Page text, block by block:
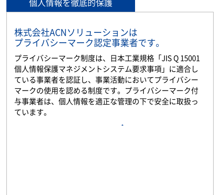
株式会社ACNソリューションは
プライバシーマーク認定事業者です。
プライバシーマーク制度は、日本工業規格「JIS Q 15001
個人情報保護マネジメントシステム要求事項」に適合し
ている事業者を認証し、事業活動においてプライバシー
マークの使用を認める制度です。プライバシーマーク付
与事業者は、個人情報を適正な管理の下で安全に取扱っ
ています。